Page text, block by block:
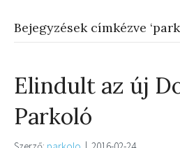
Bejegyzések címkézve
Elindult az új
Parkoló